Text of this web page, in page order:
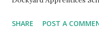
accordance with
SHARE POST A